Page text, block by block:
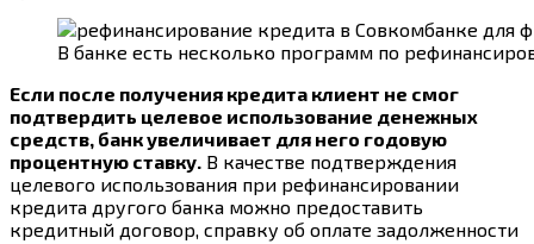
В банке есть несколько программ по
Если после получения кредита клиент не смог
подтвердить целевое использование денежных
средств, банк увеличивает для него годовую
процентную ставку. В качестве подтверждения
целевого использования при рефинансировании
кредита другого банка можно предоставить
кредитный договор, справку об оплате задолженности